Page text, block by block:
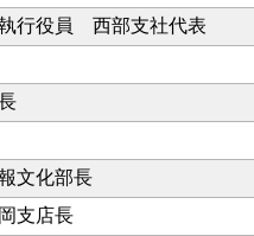
行役員 西部支社代表
文化部長
支店長